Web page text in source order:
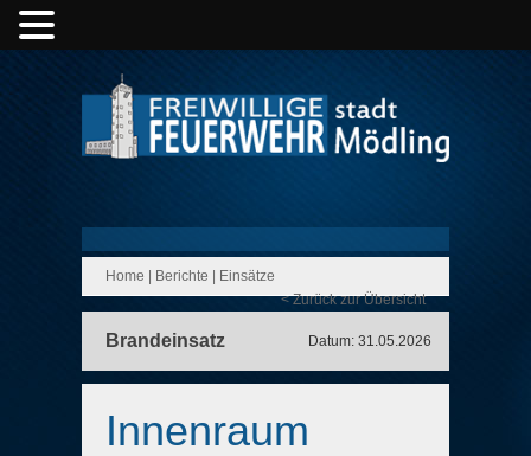
Home Berichte
Einsätze
< Zurück zur Übersicht
Brandeinsatz Datum: 31.05.2026
Innenraum